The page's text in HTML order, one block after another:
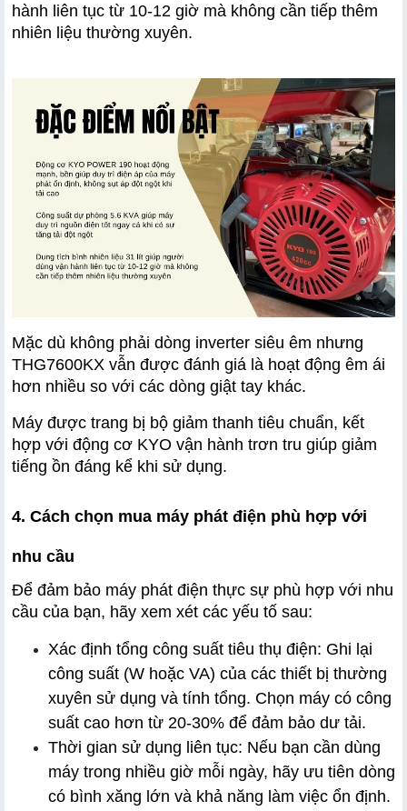
hành liên tục từ 10-12 giờ mà không cần tiếp thêm
nhiên liệu thường xuyên.
Mặc dù không phải dòng inverter siêu êm nhưng
THG7600KX vẫn được đánh giá là hoạt động êm ái
hơn nhiều so với các dòng giật tay khác.
Máy được trang bị bộ giảm thanh tiêu chuẩn, kết
hợp với động cơ KYO vận hành trơn tru giúp giảm
tiếng ồn đáng kể khi sử dụng.
4. Cách chọn mua máy phát điện phù hợp với
nhu cầu
Để đảm bảo máy phát điện thực sự phù hợp với nhu
cầu của bạn, hãy xem xét các yếu tố sau:
Xác định tổng công suất tiêu thụ điện: Ghi lại
công suất (W hoặc VA) của các thiết bị thường
xuyên sử dụng và tính tổng. Chọn máy có công
suất cao hơn từ 20-30% để đảm bảo dư tải.
Thời gian sử dụng liên tục: Nếu bạn cần dùng
máy trong nhiều giờ mỗi ngày, hãy ưu tiên dòng
có bình xăng lớn và khả năng làm việc ổn định.